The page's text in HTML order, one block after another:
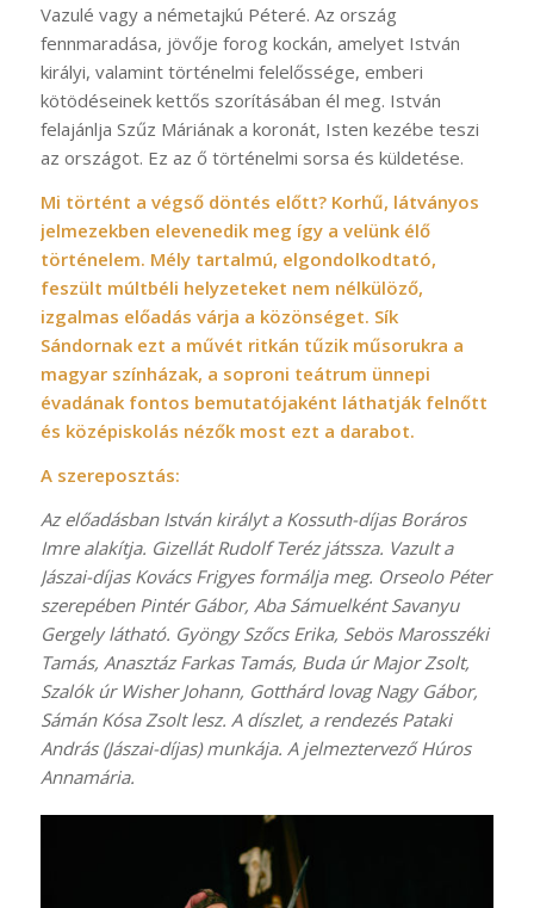
Vazulé vagy a németajkú Péteré. Az ország
fennmaradása, jövője forog kockán, amelyet István
királyi, valamint történelmi felelőssége, emberi
kötödéseinek kettős szorításában él meg. István
felajánlja Szűz Máriának a koronát, Isten kezébe teszi
az országot. Ez az ő történelmi sorsa és küldetése.
Mi történt a végső döntés előtt? Korhű, látványos
jelmezekben elevenedik meg így a velünk élő
történelem. Mély tartalmú, elgondolkodtató,
feszült múltbéli helyzeteket nem nélkülöző,
izgalmas előadás várja a közönséget. Sík
Sándornak ezt a művét ritkán tűzik műsorukra a
magyar színházak, a soproni teátrum ünnepi
évadának fontos bemutatójaként láthatják felnőtt
és középiskolás nézők most ezt a darabot.
A szereposztás:
Az előadásban István királyt a Kossuth-díjas Boráros
Imre alakítja. Gizellát Rudolf Teréz játssza. Vazult a
Jászai-díjas Kovács Frigyes formálja meg. Orseolo Péter
szerepében Pintér Gábor, Aba Sámuelként Savanyu
Gergely látható. Gyöngy Szőcs Erika, Sebös Marosszéki
Tamás, Anasztáz Farkas Tamás, Buda úr Major Zsolt,
Szalók úr Wisher Johann, Gotthárd lovag Nagy Gábor,
Sámán Kósa Zsolt lesz. A díszlet, a rendezés Pataki
András (Jászai-díjas) munkája. A jelmeztervező Húros
Annamária.